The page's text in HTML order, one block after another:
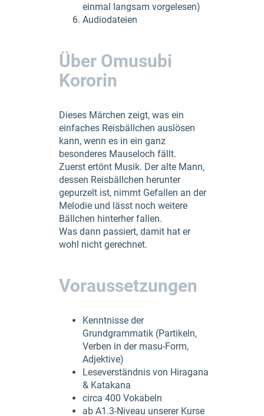
einmal langsam vorgelesen)
Audiodateien
Über Omusubi
Kororin
Dieses Märchen zeigt, was ein
einfaches Reisbällchen auslösen
kann, wenn es in ein ganz
besonderes Mauseloch fällt.
Zuerst ertönt Musik. Der alte Mann,
dessen Reisbällchen herunter
gepurzelt ist, nimmt Gefallen an der
Melodie und lässt noch weitere
Bällchen hinterher fallen.
Was dann passiert, damit hat er
wohl nicht gerechnet.
Voraussetzungen
Kenntnisse der
Grundgrammatik (Partikeln,
Verben in der masu-Form,
Adjektive)
Leseverständnis von Hiragana
& Katakana
circa 400 Vokabeln
ab A1.3-Niveau unserer Kurse